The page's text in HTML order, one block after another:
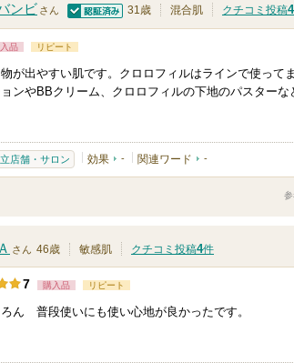
お
気
に
入
登
録
ま
す
ンビ さん 31歳 混合肌 クチコミ投稿
品 リピート
が出やすい肌です。クロロフィルはラインで使って
ンやBBクリーム、クロロフィルの下地のパスターな
店舗・サロン 効果 - 関連ワード -
参
さん 46歳 敏感肌 クチコミ投稿4件
7 購入品 リピート
ん 普段使いにも使い心地が良かったです。